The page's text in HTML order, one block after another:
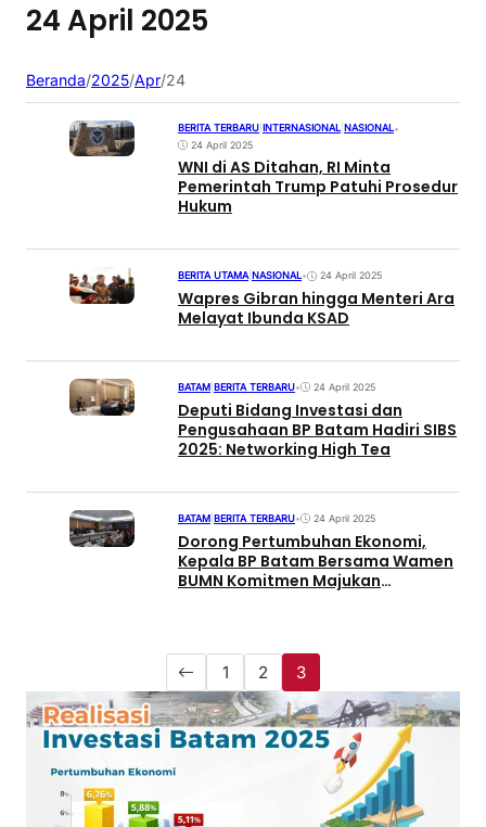
24 April 2025
Beranda/2025/Apr/24
BERITA TERBARU INTERNASIONAL NASIONAL•
24 April 2025
WNI di AS Ditahan, RI Minta
Pemerintah Trump Patuhi Prosedur
Hukum
BERITA UTAMA NASIONAL• 24 April 2025
Wapres Gibran hingga Menteri Ara
Melayat Ibunda KSAD
BATAM BERITA TERBARU• 24 April 2025
Deputi Bidang Investasi dan
Pengusahaan BP Batam Hadiri SIBS
2025: Networking High Tea
BATAM BERITA TERBARU• 24 April 2025
Dorong Pertumbuhan Ekonomi,
Kepala BP Batam Bersama Wamen
BUMN Komitmen Majukan
1 2 3